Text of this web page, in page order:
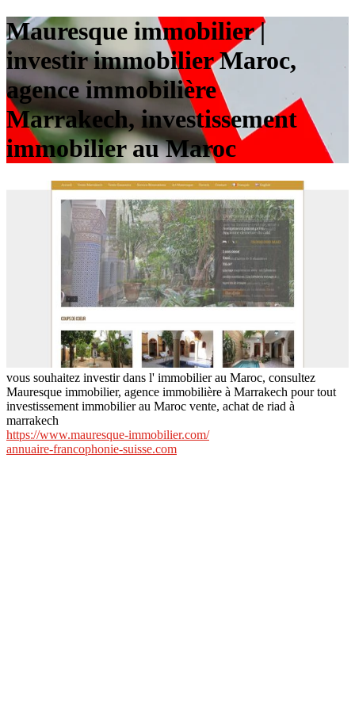
Mauresque immobilier |
investir immobilier Maroc,
agence immobilière
Marrakech, in­vestis­se­ment
immobilier au Maroc
vous souhaitez investir dans l' immobilier au Maroc, consultez
Mauresque immobilier, agence immobilière à Marrakech pour tout
investissement immobilier au Maroc vente, achat de riad à
marrakech
https://www.mauresque-immobilier.com/
annuaire-francophonie-suisse.com